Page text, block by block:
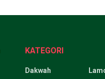
KATEGORI
Dakwah